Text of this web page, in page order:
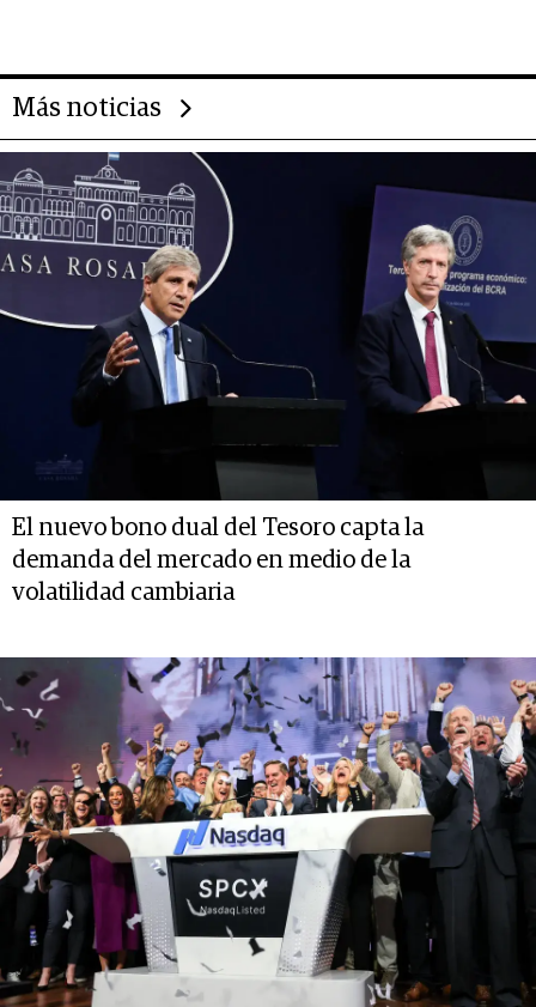
Más noticias
El nuevo bono dual del Tesoro capta la
demanda del mercado en medio de la
volatilidad cambiaria